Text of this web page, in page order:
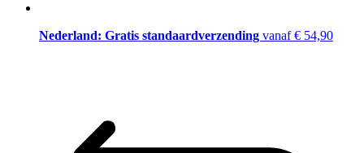
Nederland: Gratis standaardverzending vanaf € 54,90